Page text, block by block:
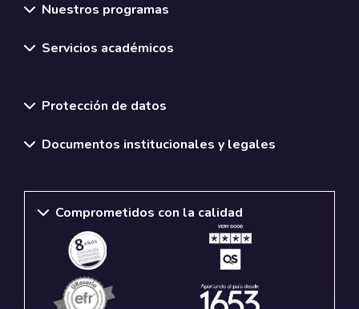
Nuestros programas
Servicios académicos
Protección de datos
Documentos institucionales y legales
Comprometidos con la calidad